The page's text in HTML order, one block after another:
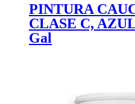
PINTURA
CLASE C,
Gal